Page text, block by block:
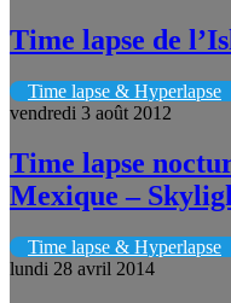
Time lapse de
Time lapse & Hyperlapse
vendredi 3 août 2012
Time lapse
Mexique –
Time lapse & Hyperlapse
lundi 28 avril 2014